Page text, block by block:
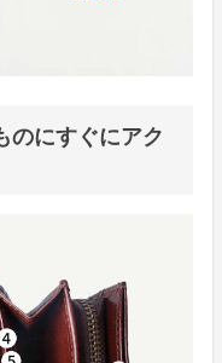
のにすぐにアク